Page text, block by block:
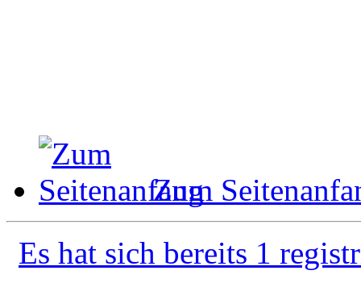
Zum
Es hat sich bereits 1